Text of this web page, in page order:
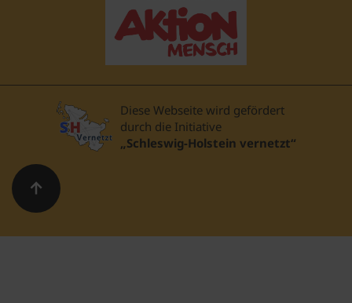
Diese Webseite wird gefördert
durch die Initiative
„Schleswig-Holstein vernetzt“